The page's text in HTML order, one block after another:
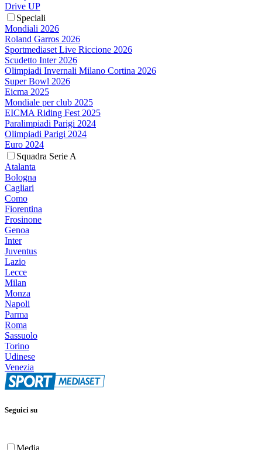
Drive UP
Speciali
Mondiali 2026
Roland Garros 2026
Sportmediaset Live Riccione 2026
Scudetto Inter 2026
Olimpiadi Invernali Milano Cortina 2026
Super Bowl 2026
Eicma 2025
Mondiale per club 2025
EICMA Riding Fest 2025
Paralimpiadi Parigi 2024
Olimpiadi Parigi 2024
Euro 2024
Squadra Serie A
Atalanta
Bologna
Cagliari
Como
Fiorentina
Frosinone
Genoa
Inter
Juventus
Lazio
Lecce
Milan
Monza
Napoli
Parma
Roma
Sassuolo
Torino
Udinese
Venezia
Seguici su
Media